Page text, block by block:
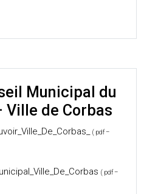
Municipal du
Ville de Corbas
( pdf –
( pdf –